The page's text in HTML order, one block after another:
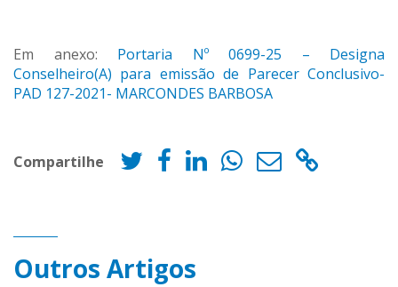
Em anexo: Portaria Nº 0699-25 – Designa
Conselheiro(A) para emissão de Parecer Conclusivo-
PAD 127-2021- MARCONDES BARBOSA
Compartilhe
Outros Artigos